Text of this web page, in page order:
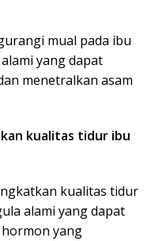
mual pada ibu
yang dapat
menetralkan asam
kualitas tidur ibu
kualitas tidur
alami yang dapat
yang